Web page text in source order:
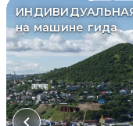
на машине гида